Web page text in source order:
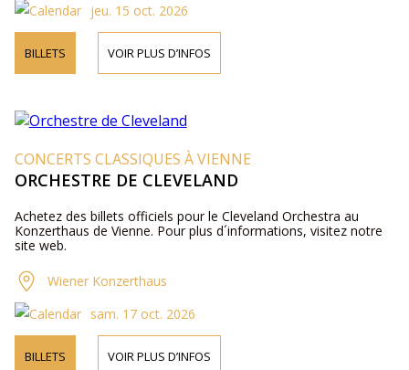
jeu. 15 oct. 2026
BILLETS VOIR PLUS D’INFOS
CONCERTS CLASSIQUES À VIENNE
ORCHESTRE DE CLEVELAND
Achetez des billets officiels pour le Cleveland Orchestra au
Konzerthaus de Vienne. Pour plus d´informations, visitez notre
site web.
Wiener Konzerthaus
sam. 17 oct. 2026
BILLETS VOIR PLUS D’INFOS